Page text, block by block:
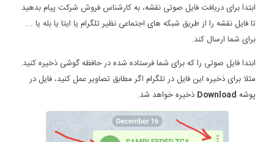
ابتدا برای دریافت فایل صوتی نقشه، به کارشناس فروش شرکت پیام بدهید
تا فایل نقشه را از طریق شبکه های اجتماعی نظیر تلگرام یا ایتا یا بله یا ...
برای شما ارسال کند.
ابتدا فایل صوتی را که برای شما فرستاده شده در حافظه گوشی ذخیره کنید.
مثلا برای ذخیره این فایل در تلگرام اگر مطابق تصاویر عمل کنید، فایل در
پوشه Download ذخیره خواهد شد.